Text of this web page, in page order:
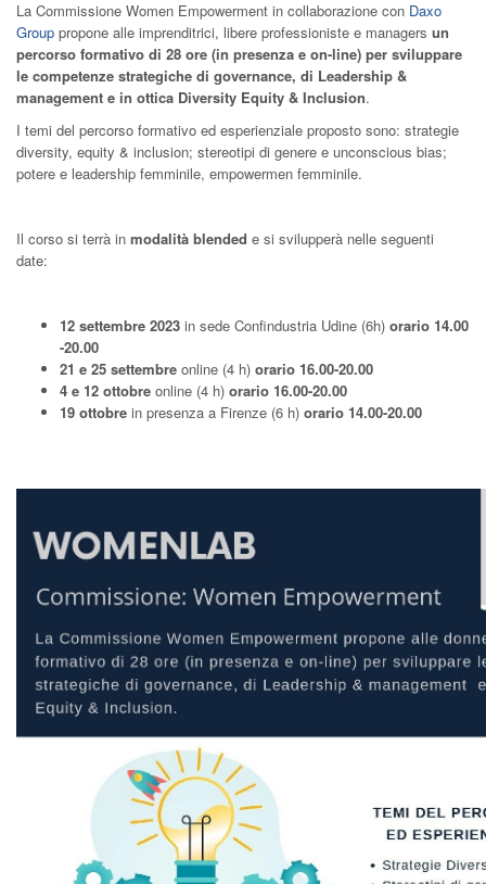
La Commissione Women Empowerment in collaborazione con Daxo
Group propone alle imprenditrici, libere professioniste e managers un
percorso formativo di 28 ore (in presenza e on-line) per sviluppare
le competenze strategiche di governance, di Leadership &
management e in ottica Diversity Equity & Inclusion.
I temi del percorso formativo ed esperienziale proposto sono: strategie
diversity, equity & inclusion; stereotipi di genere e unconscious bias;
potere e leadership femminile, empowermen femminile.
Il corso si terrà in modalità blended e si svilupperà nelle seguenti
date:
12 settembre 2023 in sede Confindustria Udine (6h) orario 14.00
-20.00
21 e 25 settembre online (4 h) orario 16.00-20.00
4 e 12 ottobre online (4 h) orario 16.00-20.00
19 ottobre in presenza a Firenze (6 h) orario 14.00-20.00